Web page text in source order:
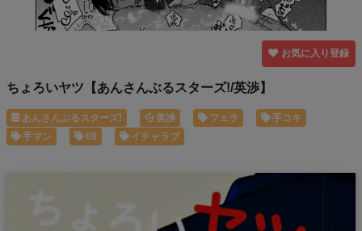
お気に入り登録
ちょろいヤツ【あんさんぶるスターズ!/英渉】
あんさんぶるスターズ! 英渉 フェラ
手コキ
手マン
69 イチャラブ